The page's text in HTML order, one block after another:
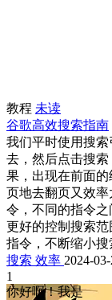
教程 未读
谷歌高效搜索指南
我们平时使用搜
去，然后点击搜
果，出现在前面
页地去翻页又效
令，不同的指令
更好的控制搜索
指令，不断缩小搜
搜索 效率 2024-
1
你好啊！我是